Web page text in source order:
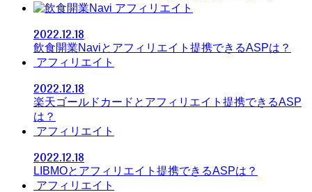
アフィリエイト
2022.12.18
飲食開業Naviとアフィリエイト提携できるASPは？
アフィリエイト
2022.12.18
楽天ゴールドカードとアフィリエイト提携できるASP
は？
アフィリエイト
2022.12.18
LIBMOとアフィリエイト提携できるASPは？
アフィリエイト